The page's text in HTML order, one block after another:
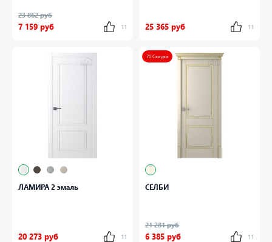
23 862 руб
7 159 руб 11 25 365 руб 11
ЛАМИРА 2 эмаль
20 273 руб 11
70 Скидка
СЕЛБИ
21 281 руб
6 385 руб 11